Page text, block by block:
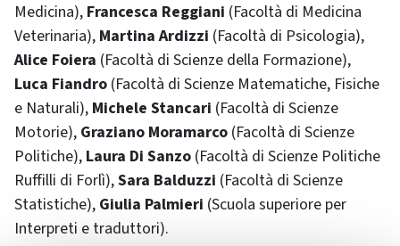
Medicina), Francesca Reggiani (Facoltà di Medicina
Veterinaria), Martina Ardizzi (Facoltà di Psicologia),
Alice Foiera (Facoltà di Scienze della Formazione),
Luca Fiandro (Facoltà di Scienze Matematiche, Fisiche
e Naturali), Michele Stancari (Facoltà di Scienze
Motorie), Graziano Moramarco (Facoltà di Scienze
Politiche), Laura Di Sanzo (Facoltà di Scienze Politiche
Ruffilli di Forlì),Sara Balduzzi (Facoltà di Scienze
Statistiche), Giulia Palmieri (Scuola superiore per
Interpreti e traduttori).